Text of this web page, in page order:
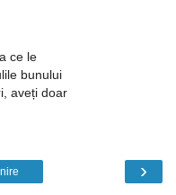
ce le
bunului
aveți doar
›